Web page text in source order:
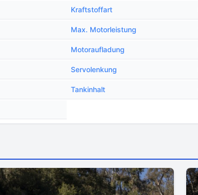
Kraftstoffart
Max. Motorleistung
Motoraufladung
Servolenkung
Tankinhalt